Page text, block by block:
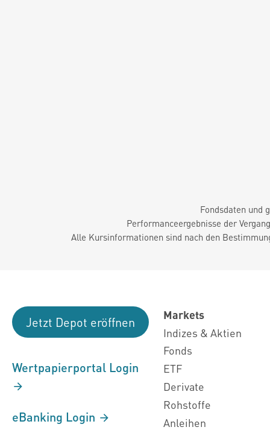
Fondsdaten und
Performanceergebnisse der
Alle Kursinformationen sind nach den
Jetzt Depot eröffnen
Wertpapierportal Login
eBanking Login
Markets
Indizes & Aktien
Fonds
ETF
Derivate
Rohstoffe
Anleihen